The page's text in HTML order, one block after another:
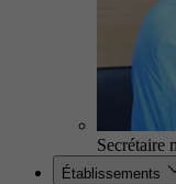
Secrétaire
Établissements